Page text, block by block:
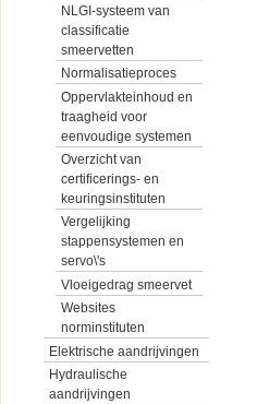
NLGI-systeem van
classificatie
smeervetten
Normalisatieproces
Oppervlakteinhoud en
traagheid voor
eenvoudige systemen
Overzicht van
certificerings- en
keuringsinstituten
Vergelijking
stappensystemen en
servo\'s
Vloeigedrag smeervet
Websites
norminstituten
Elektrische aandrijvingen
Hydraulische
aandrijvingen